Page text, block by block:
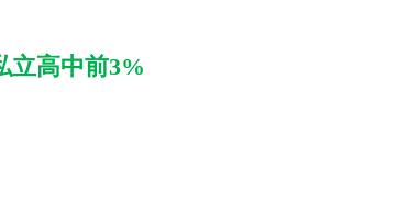
立高中前3%